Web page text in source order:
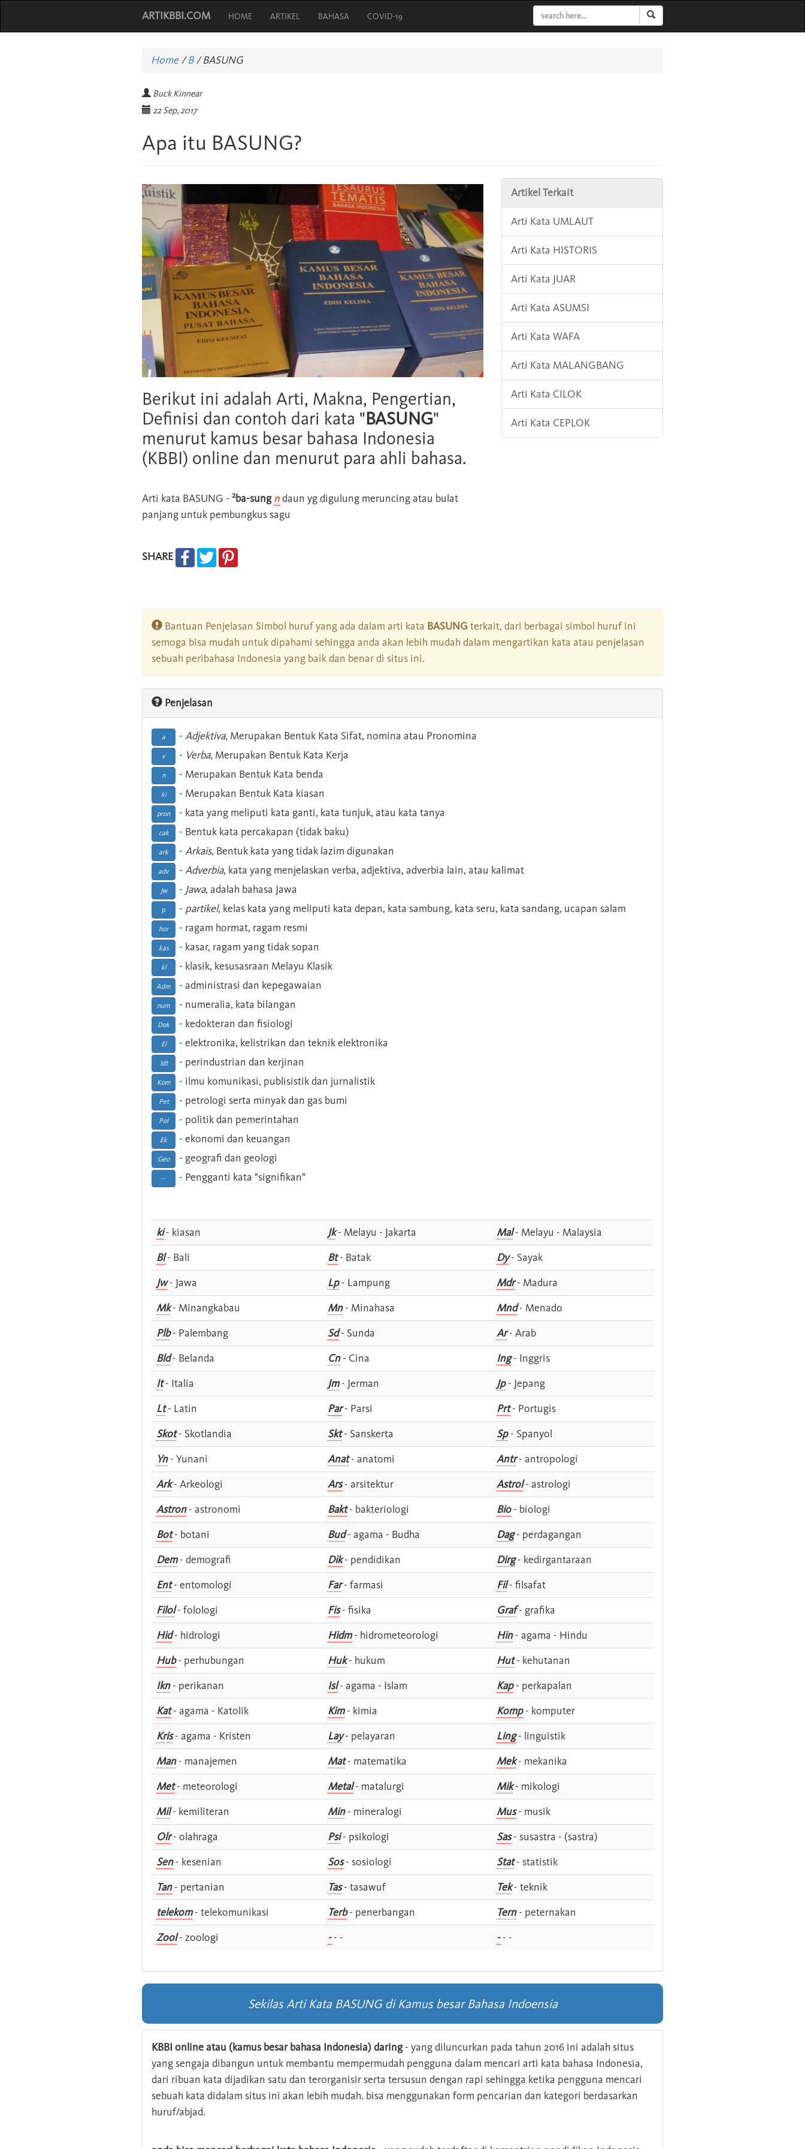
ARTIKBBI.COM HOME ARTIKEL BAHASA COVID-19
Home/B /BASUNG
Buck Kinnear
22 Sep, 2017
Apa itu BASUNG?
Berikut ini adalah Arti, Makna, Pengertian,
Definisi dan contoh dari kata "BASUNG"
menurut kamus besar bahasa Indonesia
(KBBI) online dan menurut para ahli bahasa.
Arti kata BASUNG - 2ba-sung ndaun yg digulung meruncing atau bulat
panjang untuk pembungkus sagu
SHARE
Artikel Terkait
Arti Kata UMLAUT
Arti Kata HISTORIS
Arti Kata JUAR
Arti Kata ASUMSI
Arti Kata WAFA
Arti Kata MALANGBANG
Arti Kata CILOK
Arti Kata CEPLOK
Bantuan Penjelasan Simbol huruf yang ada dalam arti kata BASUNG terkait, dari berbagai simbol huruf ini
semoga bisa mudah untuk dipahami sehingga anda akan lebih mudah dalam mengartikan kata atau penjelasan
sebuah peribahasa Indonesia yang baik dan benar di situs ini.
Penjelasan
a - Adjektiva, Merupakan Bentuk Kata Sifat, nomina atau Pronomina
v - Verba, Merupakan Bentuk Kata Kerja
n - Merupakan Bentuk Kata benda
ki - Merupakan Bentuk Kata kiasan
pron - kata yang meliputi kata ganti, kata tunjuk, atau kata tanya
cak - Bentuk kata percakapan (tidak baku)
ark - Arkais, Bentuk kata yang tidak lazim digunakan
adv - Adverbia, kata yang menjelaskan verba, adjektiva, adverbia lain, atau kalimat
Jw - Jawa, adalah bahasa Jawa
p - partikel, kelas kata yang meliputi kata depan, kata sambung, kata seru, kata sandang, ucapan salam
hor - ragam hormat, ragam resmi
kas - kasar, ragam yang tidak sopan
kl - klasik, kesusasraan Melayu Klasik
Adm - administrasi dan kepegawaian
num - numeralia, kata bilangan
Dok - kedokteran dan fisiologi
El - elektronika, kelistrikan dan teknik elektronika
Idt - perindustrian dan kerjinan
Kom - ilmu komunikasi, publisistik dan jurnalistik
Pet - petrologi serta minyak dan gas bumi
Pol - politik dan pemerintahan
Ek - ekonomi dan keuangan
Geo - geografi dan geologi
-- - Pengganti kata "signifikan"
ki- kiasan Jk- Melayu - Jakarta Mal- Melayu - Malaysia
Bl- Bali Bt- Batak Dy- Sayak
Jw- Jawa Lp- Lampung Mdr- Madura
Mk- Minangkabau Mn- Minahasa Mnd- Menado
Plb- Palembang Sd- Sunda Ar- Arab
Bld- Belanda Cn- Cina Ing- Inggris
It- Italia Jm- Jerman Jp- Jepang
Lt- Latin Par- Parsi Prt- Portugis
Skot- Skotlandia Skt- Sanskerta Sp- Spanyol
Yn- Yunani Anat- anatomi Antr- antropologi
Ark- Arkeologi Ars- arsitektur Astrol- astrologi
Astron- astronomi Bakt- bakteriologi Bio- biologi
Bot- botani Bud- agama - Budha Dag- perdagangan
Dem- demografi Dik- pendidikan Dirg- kedirgantaraan
Ent- entomologi Far- farmasi Fil- filsafat
Filol- folologi Fis- fisika Graf- grafika
Hid- hidrologi Hidm- hidrometeorologi Hin- agama - Hindu
Hub- perhubungan Huk- hukum Hut- kehutanan
Ikn- perikanan Isl- agama - Islam Kap- perkapalan
Kat- agama - Katolik Kim- kimia Komp- komputer
Kris- agama - Kristen Lay- pelayaran Ling- linguistik
Man- manajemen Mat- matematika Mek- mekanika
Met- meteorologi Metal- matalurgi Mik- mikologi
Mil- kemiliteran Min- mineralogi Mus- musik
Olr- olahraga Psi- psikologi Sas- susastra - (sastra)
Sen- kesenian Sos- sosiologi Stat- statistik
Tan- pertanian Tas- tasawuf Tek- teknik
telekom- telekomunikasi Terb- penerbangan Tern- peternakan
Zool- zoologi -- - -- -
Sekilas Arti Kata BASUNG di Kamus besar Bahasa Indoensia
KBBI online atau (kamus besar bahasa Indonesia) daring- yang diluncurkan pada tahun 2016 ini adalah situs
yang sengaja dibangun untuk membantu mempermudah pengguna dalam mencari arti kata bahasa Indonesia,
dari ribuan kata dijadikan satu dan terorganisir serta tersusun dengan rapi sehingga ketika pengguna mencari
sebuah kata didalam situs ini akan lebih mudah. bisa menggunakan form pencarian dan kategori berdasarkan
huruf/abjad.